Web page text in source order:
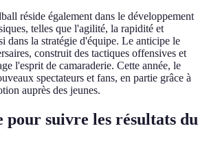
réside également dans le développement
telles que l'agilité, la rapidité et
dans la stratégie d'équipe. Le anticipe le
construit des tactiques offensives et
l'esprit de camaraderie. Cette année, le
spectateurs et fans, en partie grâce à
auprès des jeunes.
pour suivre les résultats du